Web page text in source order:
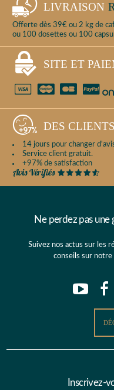
LIVRAISON
Offerte dès 39€ ou 2 kg de
ou 100 dosettes ou 100
SITE ET
DES CLIENTS
14 jours pour changer
Service client gratuit.
+97% de satisfaction
Ne perdez pas
Suivez nos actus sur les
conseils sur notre
Inscrivez-